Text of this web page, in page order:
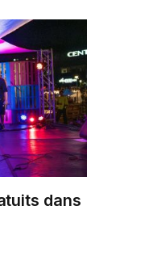
dans